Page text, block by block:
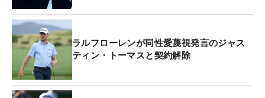
いる」ときっぱりと話した。
世界ランキング3位のジョン・ラーム（スペイン）
も「権利を得たら、必ず出場する」と意向を表明し
ている。
ラルフローレンが同性愛蔑視発言のジャス
ティン・トーマスと契約解除